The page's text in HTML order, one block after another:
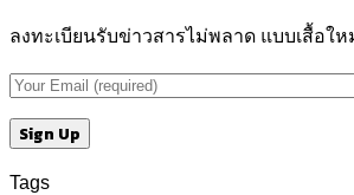
ลงทะเบียนรับข่าวสารไม่พลาด แบบเสื้อให
Tags